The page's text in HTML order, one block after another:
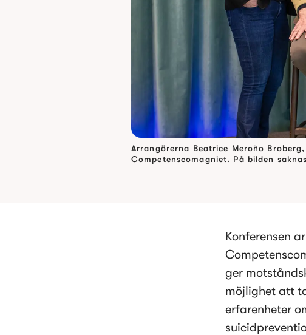
Arrangörerna Beatrice Meroño
Competenscomagniet. På bilden
Konferensen
ger
möjlighet att
erfarenheter